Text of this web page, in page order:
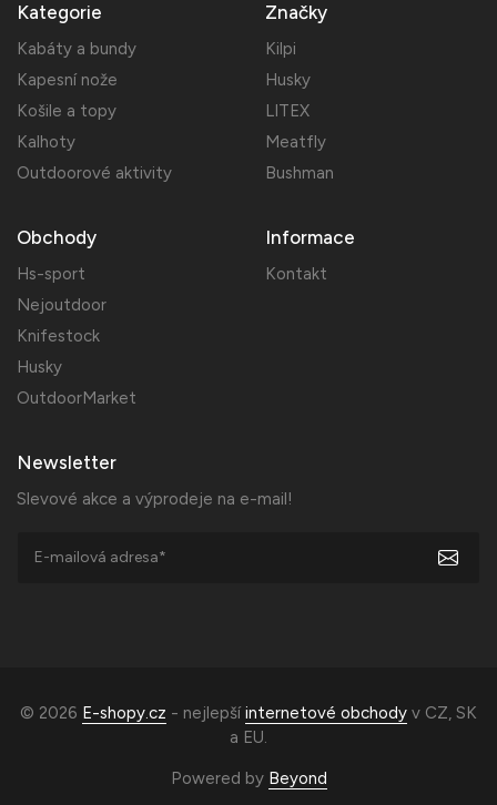
Kategorie
Kabáty a bundy
Kapesní nože
Košile a topy
Kalhoty
Outdoorové aktivity
Značky
Kilpi
Husky
LITEX
Meatfly
Bushman
Obchody
Hs-sport
Nejoutdoor
Knifestock
Husky
OutdoorMarket
Informace
Kontakt
Newsletter
Slevové akce a výprodeje na e-mail!
© 2026 E-shopy.cz - nejlepšíinternetové obchody v CZ, SK
a EU.
Powered by Beyond